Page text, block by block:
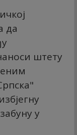
да
штету
у